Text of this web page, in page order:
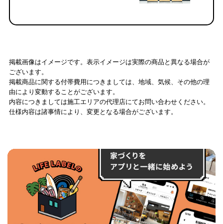
掲載画像はイメージです。表示イメージは実際の商品と異なる場合が
ございます。
掲載商品に関する付帯費用につきましては、地域、気候、その他の理
由により変動することがございます。
内容につきましては施工エリアの代理店にてお問い合わせください。
仕様内容は諸事情により、変更となる場合がございます。